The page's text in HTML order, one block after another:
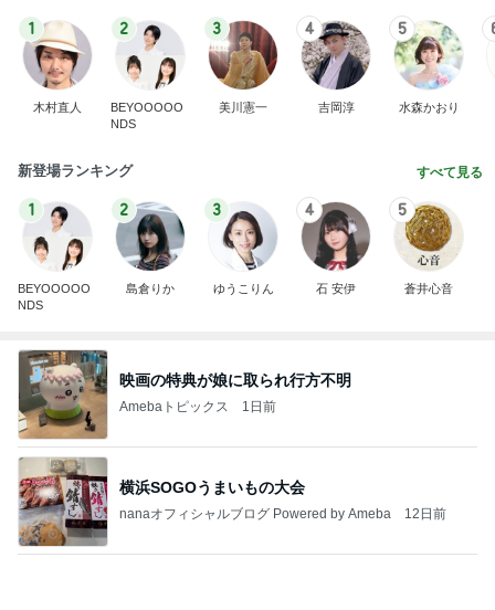
1
木村直人
2
BEYOOOOO
NDS
3
美川憲一
4
吉岡淳
5
水森かおり
新登場ランキング すべて見る
1
BEYOOOOO
NDS
2
島倉りか
3
ゆうこりん
4
石 安伊
5
蒼井心音
映画の特典が娘に取られ行方不明
Amebaトピックス 1日前
横浜SOGOうまいもの大会
nanaオフィシャルブログ Powered by Ameba 12日前